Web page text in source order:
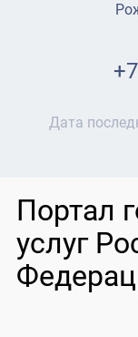
Дата
Портал
услуг